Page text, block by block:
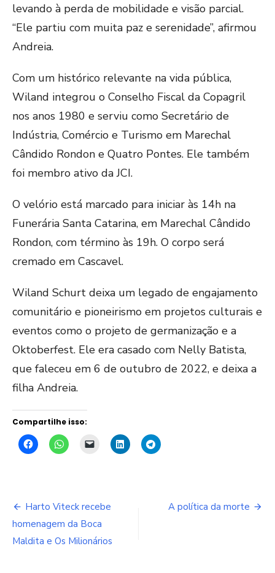
levando à perda de mobilidade e visão parcial.
“Ele partiu com muita paz e serenidade”, afirmou
Andreia.
Com um histórico relevante na vida pública,
Wiland integrou o Conselho Fiscal da Copagril
nos anos 1980 e serviu como Secretário de
Indústria, Comércio e Turismo em Marechal
Cândido Rondon e Quatro Pontes. Ele também
foi membro ativo da JCI.
O velório está marcado para iniciar às 14h na
Funerária Santa Catarina, em Marechal Cândido
Rondon, com término às 19h. O corpo será
cremado em Cascavel.
Wiland Schurt deixa um legado de engajamento
comunitário e pioneirismo em projetos culturais e
eventos como o projeto de germanização e a
Oktoberfest. Ele era casado com Nelly Batista,
que faleceu em 6 de outubro de 2022, e deixa a
filha Andreia.
Compartilhe isso:
Navegação
de
Post
Harto Viteck recebe
homenagem da Boca
Maldita e Os Milionários
A política da morte